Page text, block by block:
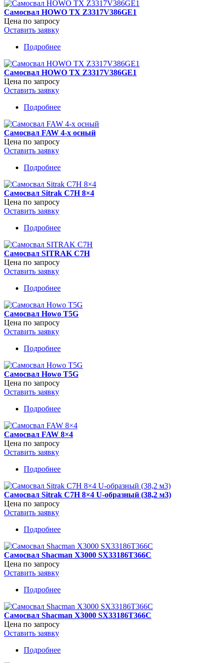
HOWO
TX
Самосвал HOWO TX Z3317V386GE1
Цена по запросу
Оставить заявку
Подробнее
HOWO
TX
Самосвал HOWO TX Z3317V386GE1
Цена по запросу
Оставить заявку
Подробнее
HOWO
TX
Самосвал FAW 4-х осный
Цена по запросу
Оставить заявку
Подробнее
FAW
4-
Самосвал Sitrak C7H 8×4
Цена по запросу
Оставить заявку
Подробнее
Sitrak
C7H
Самосвал SITRAK C7H
Цена по запросу
Оставить заявку
Подробнее
SITRAK
C7H
Самосвал Howo T5G
Цена по запросу
Оставить заявку
Подробнее
Howo
T5G
Самосвал Howo T5G
Цена по запросу
Оставить заявку
Подробнее
Howo
T5G
Самосвал FAW 8×4
Цена по запросу
Оставить заявку
Подробнее
FAW
8×4
Самосвал Sitrak C7H 8×4 U-образный (38,2 м3)
Цена по запросу
Оставить заявку
Подробнее
Sitrak
C7H
Самосвал Shacman X3000 SX33186T366C
Цена по запросу
Оставить заявку
Подробнее
Shacman
X3000
Самосвал Shacman X3000 SX33186T366C
Цена по запросу
Оставить заявку
Подробнее